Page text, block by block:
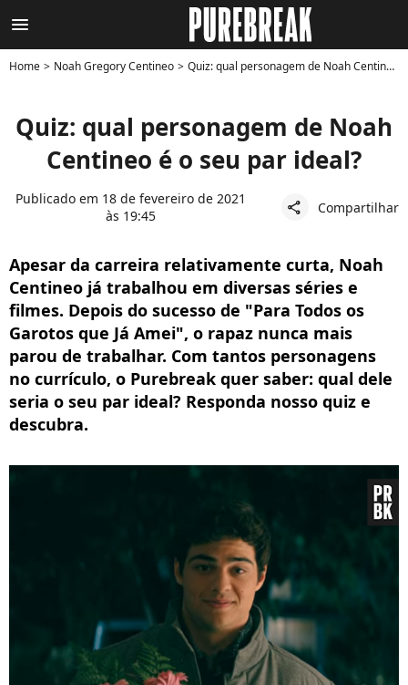
menu
Home Noah Gregory Centineo Quiz: qual personagem de Noah Centineo é o seu par ideal?
Quiz: qual personagem de Noah
Centineo é o seu par ideal?
Publicado em 18 de fevereiro de 2021
às 19:45
share Compartilhar
Apesar da carreira relativamente curta, Noah
Centineo já trabalhou em diversas séries e
filmes. Depois do sucesso de "Para Todos os
Garotos que Já Amei", o rapaz nunca mais
parou de trabalhar. Com tantos personagens
no currículo, o Purebreak quer saber: qual dele
seria o seu par ideal? Responda nosso quiz e
descubra.